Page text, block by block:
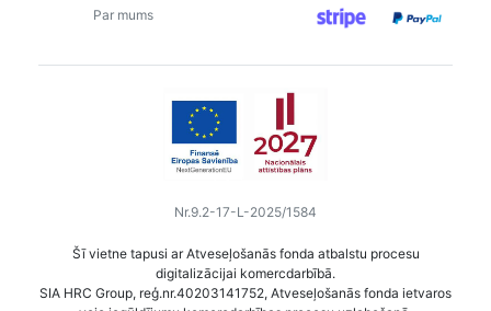
Par mums
Nr.9.2-17-L-2025/1584
Šī vietne tapusi ar Atveseļošanās fonda atbalstu procesu
digitalizācijai komercdarbībā.
SIA HRC Group, reģ.nr.40203141752, Atveseļošanās fonda ietvaros